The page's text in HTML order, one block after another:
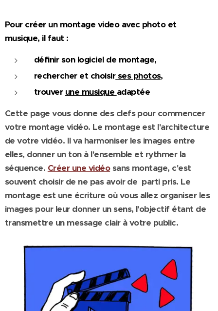
Pour créer un montage video avec photo et
musique, il faut :
définir son logiciel de montage,
rechercher et choisirses photos,
trouver une musique adaptée
Cette page vous donne des clefs pour commencer
votre montage vidéo. Le montage est l'architecture
de votre vidéo. Il va harmoniser les images entre
elles, donner un ton à l'ensemble et rythmer la
séquence. Créer une vidéo sans montage, c'est
souvent choisir de ne pas avoir de parti pris. Le
montage est une écriture où vous allez organiser les
images pour leur donner un sens, l'objectif étant de
transmettre un message clair à votre public.